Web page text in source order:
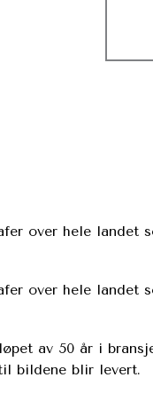
over hele landet
over hele landet
av 50 år i
bildene blir levert.​